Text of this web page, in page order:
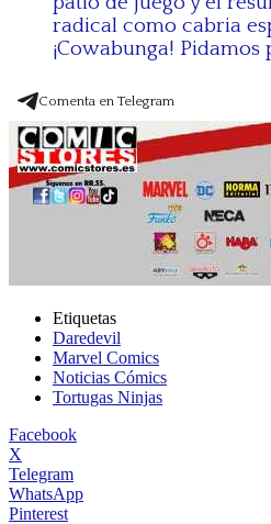
radical como cabria
¡Cowabunga! Pidamos
Comenta en Telegram
Etiquetas
Daredevil
Marvel Comics
Noticias Cómics
Tortugas Ninjas
Facebook
X
Telegram
WhatsApp
Pinterest